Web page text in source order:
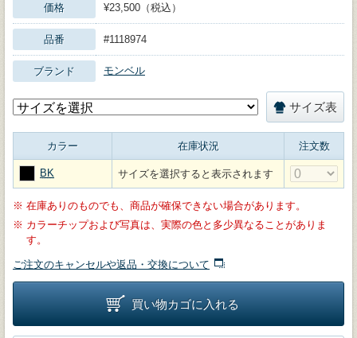
価格 ¥23,500（税込）
品番 #1118974
ブランド モンベル
サイズ表
カラー 在庫状況 注文数
BK サイズを選択すると表示されます
※ 在庫ありのものでも、商品が確保できない場合があります。
※ カラーチップおよび写真は、実際の色と多少異なることがありま
す。
ご注文のキャンセルや返品・交換について
買い物カゴに入れる